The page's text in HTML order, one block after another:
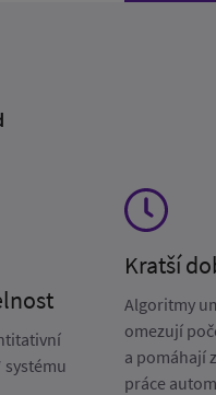
Kratší
Algoritmy
omezují
a pomáhají
práce